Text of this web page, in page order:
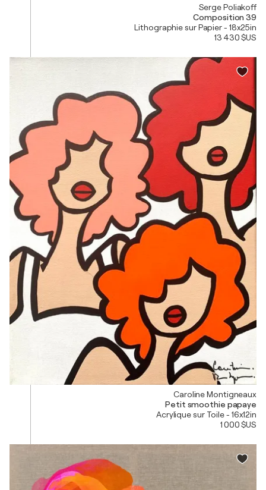
Serge Poliakoff
Composition 39
Lithographie sur Papier - 18x25in
13 430 $US
Caroline Montigneaux
Petit smoothie papaye
Acrylique sur Toile - 16x12in
1 000 $US